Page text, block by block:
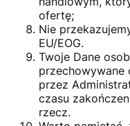
ofertę;
Nie
EU/EOG.
Twoje Dane
przechowywane
przez
czasu
rzecz.